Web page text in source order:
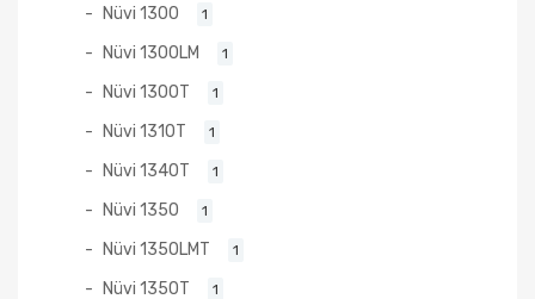
Nüvi 1300 1
Nüvi 1300LM 1
Nüvi 1300T 1
Nüvi 1310T 1
Nüvi 1340T 1
Nüvi 1350 1
Nüvi 1350LMT 1
Nüvi 1350T 1